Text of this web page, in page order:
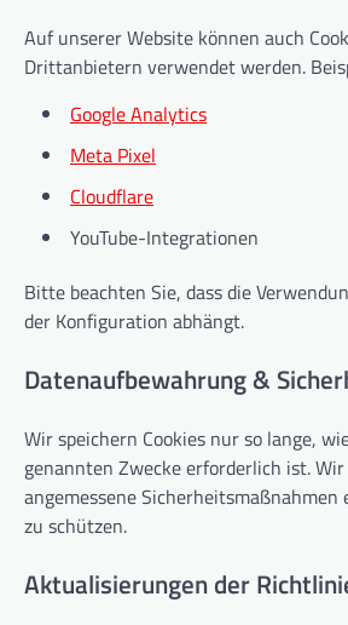
Auf unserer Website können auch
Drittanbietern verwendet werden.
Google Analytics
Meta Pixel
Cloudflare
YouTube-Integrationen
Bitte beachten Sie, dass die
der Konfiguration abhängt.
Datenaufbewahrung &
Wir speichern Cookies nur so lange,
genannten Zwecke erforderlich ist.
angemessene Sicherheitsmaßnahmen
zu schützen.
Aktualisierungen der